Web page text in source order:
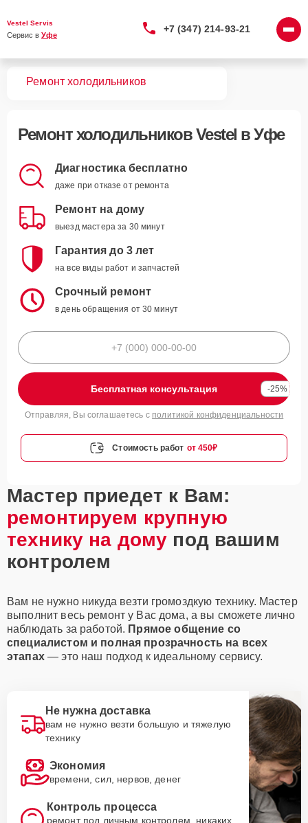
Vestel Servis
Сервис в Уфе
+7 (347) 214-93-21
Ремонт холодильников
Ремонтхолодильников Vestel в Уфе
Диагностика бесплатно
даже при отказе от ремонта
Ремонт на дому
выезд мастера за 30 минут
Гарантия до 3 лет
на все виды работ и запчастей
Срочный ремонт
в день обращения от 30 минут
Бесплатная консультация -25%
Отправляя, Вы соглашаетесь с политикой конфиденциальности
Стоимость работ от 450₽
Мастер приедет к Вам:
ремонтируем крупную
технику на дому под вашим
контролем
Вам не нужно никуда везти громоздкую технику. Мастер
выполнит весь ремонт у Вас дома, а вы сможете лично
наблюдать за работой. Прямое общение со
специалистом и полная прозрачность на всех
этапах— это наш подход к идеальному сервису.
Не нужна доставка
вам не нужно везти большую и тяжелую
технику
Экономия
времени, сил, нервов, денег
Контроль процесса
ремонт под личным контролем, никаких